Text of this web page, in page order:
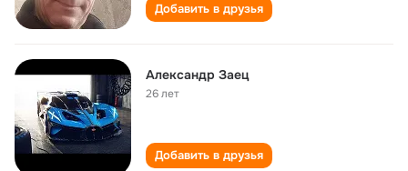
Добавить в друзья
Александр Заец
26 лет
Добавить в друзья